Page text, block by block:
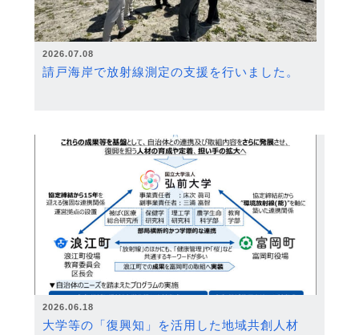
2026.07.08
請戸海岸で放射線測定の支援を行いました。
2026.06.18
大学等の「復興知」を活用した地域共創人材